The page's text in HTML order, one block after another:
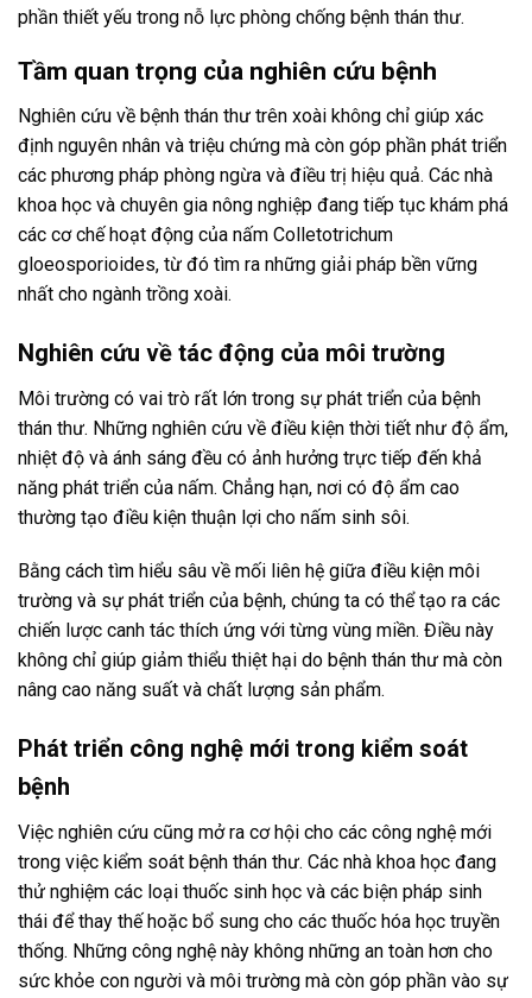
phần thiết yếu trong nỗ lực phòng chống bệnh thán thư.
Tầm quan trọng của nghiên cứu bệnh
Nghiên cứu về bệnh thán thư trên xoài không chỉ giúp xác
định nguyên nhân và triệu chứng mà còn góp phần phát triển
các phương pháp phòng ngừa và điều trị hiệu quả. Các nhà
khoa học và chuyên gia nông nghiệp đang tiếp tục khám phá
các cơ chế hoạt động của nấm Colletotrichum
gloeosporioides, từ đó tìm ra những giải pháp bền vững
nhất cho ngành trồng xoài.
Nghiên cứu về tác động của môi trường
Môi trường có vai trò rất lớn trong sự phát triển của bệnh
thán thư. Những nghiên cứu về điều kiện thời tiết như độ ẩm,
nhiệt độ và ánh sáng đều có ảnh hưởng trực tiếp đến khả
năng phát triển của nấm. Chẳng hạn, nơi có độ ẩm cao
thường tạo điều kiện thuận lợi cho nấm sinh sôi.
Bằng cách tìm hiểu sâu về mối liên hệ giữa điều kiện môi
trường và sự phát triển của bệnh, chúng ta có thể tạo ra các
chiến lược canh tác thích ứng với từng vùng miền. Điều này
không chỉ giúp giảm thiểu thiệt hại do bệnh thán thư mà còn
nâng cao năng suất và chất lượng sản phẩm.
Phát triển công nghệ mới trong kiểm soát
bệnh
Việc nghiên cứu cũng mở ra cơ hội cho các công nghệ mới
trong việc kiểm soát bệnh thán thư. Các nhà khoa học đang
thử nghiệm các loại thuốc sinh học và các biện pháp sinh
thái để thay thế hoặc bổ sung cho các thuốc hóa học truyền
thống. Những công nghệ này không những an toàn hơn cho
sức khỏe con người và môi trường mà còn góp phần vào sự